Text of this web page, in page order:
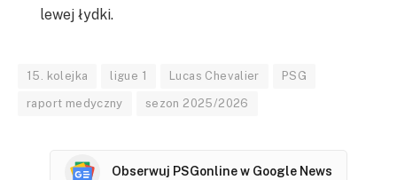
lewej łydki.
15. kolejka ligue 1 Lucas Chevalier PSG
raport medyczny sezon 2025/2026
Obserwuj PSGonline w Google News